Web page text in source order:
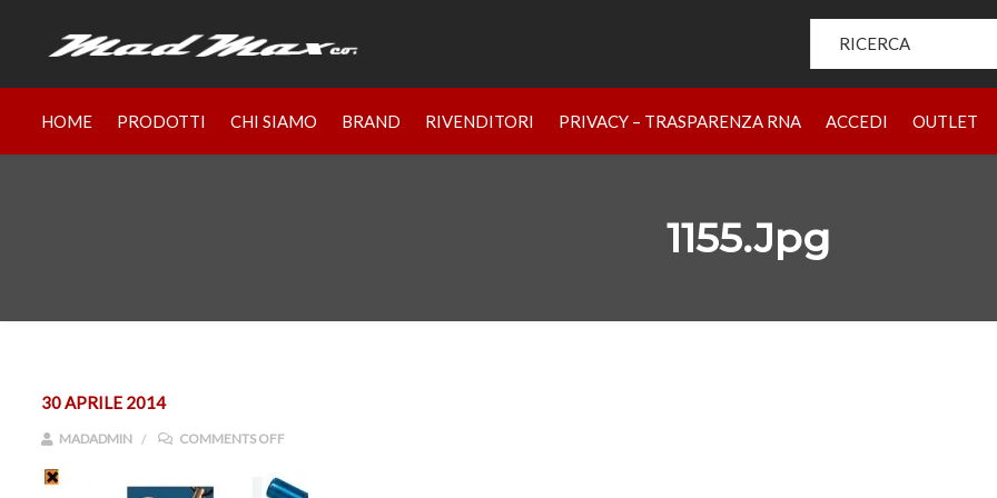
HOME PRODOTTI CHI SIAMO BRAND RIVENDITORI PRIVACY – TRASPARENZA RNA ACCEDI OUTLET
HOME PRODOTTI CHI SIAMO BRAND
1155.jpg
30 APRILE 2014
MADADMIN COMMENTS OFFON 1155.JPG